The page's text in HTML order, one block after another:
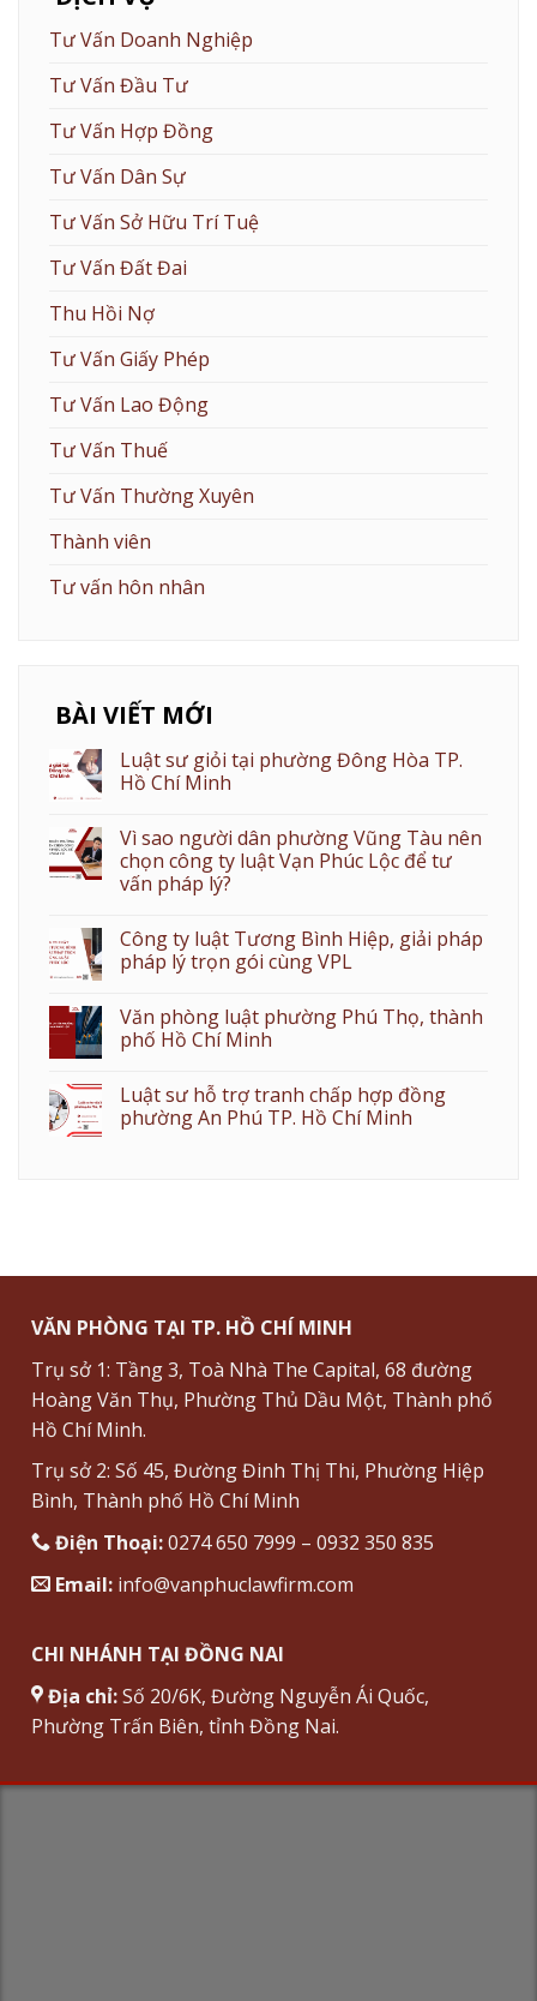
Tư Vấn Doanh Nghiệp
Tư Vấn Đầu Tư
Tư Vấn Hợp Đồng
Tư Vấn Dân Sự
Tư Vấn Sở Hữu Trí Tuệ
Tư Vấn Đất Đai
Thu Hồi Nợ
Tư Vấn Giấy Phép
Tư Vấn Lao Động
Tư Vấn Thuế
Tư Vấn Thường Xuyên
Thành viên
Tư vấn hôn nhân
BÀI VIẾT MỚI
Luật sư giỏi tại phường Đông Hòa TP.
Hồ Chí Minh
Vì sao người dân phường Vũng Tàu nên
chọn công ty luật Vạn Phúc Lộc để tư
vấn pháp lý?
Công ty luật Tương Bình Hiệp, giải pháp
pháp lý trọn gói cùng VPL
Văn phòng luật phường Phú Thọ, thành
phố Hồ Chí Minh
Luật sư hỗ trợ tranh chấp hợp đồng
phường An Phú TP. Hồ Chí Minh
VĂN PHÒNG TẠI TP. HỒ CHÍ MINH
Trụ sở 1: Tầng 3, Toà Nhà The Capital, 68 đường
Hoàng Văn Thụ, Phường Thủ Dầu Một, Thành phố
Hồ Chí Minh.
Trụ sở 2: Số 45, Đường Đinh Thị Thi, Phường Hiệp
Bình, Thành phố Hồ Chí Minh
Điện Thoại:0274 650 7999 – 0932 350 835
Email: info@vanphuclawfirm.com
CHI NHÁNH TẠI ĐỒNG NAI
Địa chỉ:Số 20/6K, Đường Nguyễn Ái Quốc,
Phường Trấn Biên, tỉnh Đồng Nai.